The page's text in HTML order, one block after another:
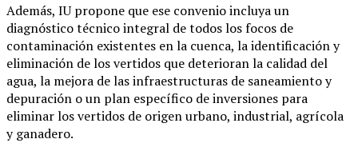
Además, IU propone que ese convenio incluya un
diagnóstico técnico integral de todos los focos de
contaminación existentes en la cuenca, la identificación y
eliminación de los vertidos que deterioran la calidad del
agua, la mejora de las infraestructuras de saneamiento y
depuración o un plan específico de inversiones para
eliminar los vertidos de origen urbano, industrial, agrícola
y ganadero.